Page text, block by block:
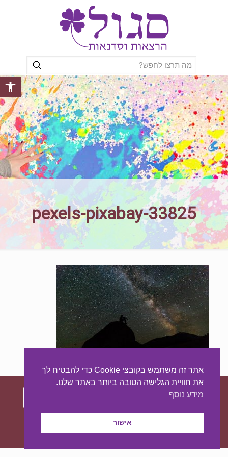
פתח
pexels-pixabay-33825
עיצוב ובניית האתר:מאסטר סייט - יצירת נוכחות
באינטרנט
אתר זה משתמש בקובצי Cookie כדי להבטיח לך
את חוויית הגלישה הטובה ביותר באתר שלנו.
מידע נוסף
אישור